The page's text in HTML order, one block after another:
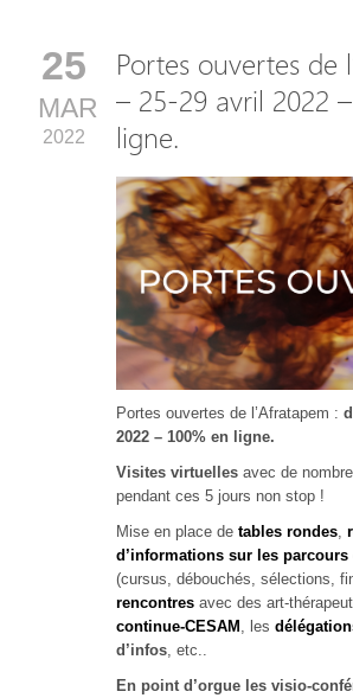
25
MAR
2022
Portes ouvertes de
– 25-29 avril 2022
ligne.
Portes ouvertes de l’Afratapem :
2022 – 100% en ligne.
Visites virtuelles avec de
pendant ces 5 jours non stop !
Mise en place de tables rondes,
d’informations sur les
(cursus, débouchés, sélections,
rencontres avec des art-
continue-CESAM , les
d’infos, etc..
En point d’orgue les visio-